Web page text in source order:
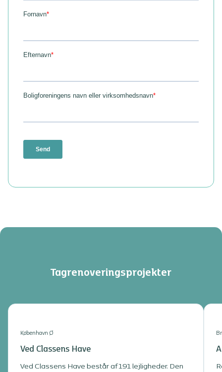
Tagrenoveringsprojekter
København Ø
Ved Classens Have
Ved Classens Have består af 191 lejligheder. Den